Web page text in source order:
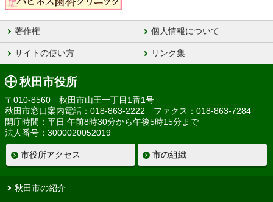
著作権 個人情報について
サイトの使い方 リンク集
秋田市役所
〒010-8560 秋田市山王一丁目1番1号
秋田市窓口案内電話：018-863-2222 ファクス：018-863-7284
開庁時間：平日 午前8時30分から午後5時15分まで
法人番号：3000020052019
市役所アクセス 市の組織
秋田市の紹介